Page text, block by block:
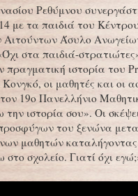
Ρεθύμνου
με τα παιδιά του
Άσυλο
στα παιδιά-
πραγματική ιστορία του
οι μαθητές και οι
19ο Πανελλήνιο
ιστορία σου». Οι
του ξενώνα
μαθητών καταλήγοντας
σχολείο. Γιατί όχι